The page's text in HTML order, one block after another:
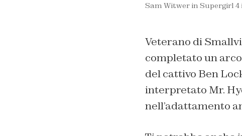
Sam Witwer in Supergirl
Veterano di
completato un
del cattivo Ben
interpretato Mr.
nell’adattamento